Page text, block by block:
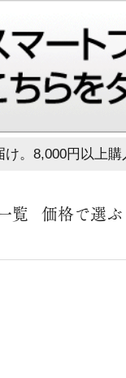
。8,000円以上
覧 価格で選ぶ